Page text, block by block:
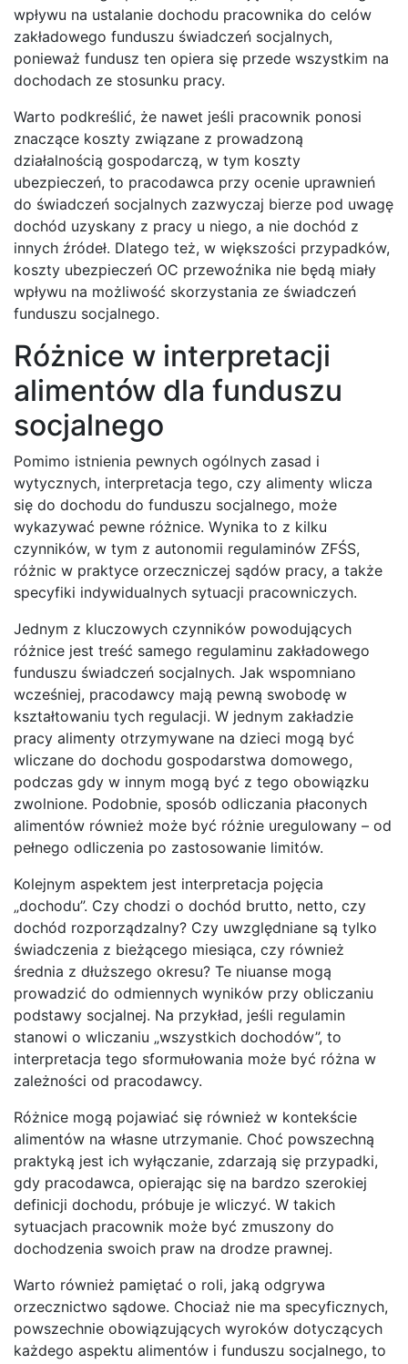
wpływu na ustalanie dochodu pracownika do celów
zakładowego funduszu świadczeń socjalnych,
ponieważ fundusz ten opiera się przede wszystkim na
dochodach ze stosunku pracy.
Warto podkreślić, że nawet jeśli pracownik ponosi
znaczące koszty związane z prowadzoną
działalnością gospodarczą, w tym koszty
ubezpieczeń, to pracodawca przy ocenie uprawnień
do świadczeń socjalnych zazwyczaj bierze pod uwagę
dochód uzyskany z pracy u niego, a nie dochód z
innych źródeł. Dlatego też, w większości przypadków,
koszty ubezpieczeń OC przewoźnika nie będą miały
wpływu na możliwość skorzystania ze świadczeń
funduszu socjalnego.
Różnice w interpretacji
alimentów dla funduszu
socjalnego
Pomimo istnienia pewnych ogólnych zasad i
wytycznych, interpretacja tego, czy alimenty wlicza
się do dochodu do funduszu socjalnego, może
wykazywać pewne różnice. Wynika to z kilku
czynników, w tym z autonomii regulaminów ZFŚS,
różnic w praktyce orzeczniczej sądów pracy, a także
specyfiki indywidualnych sytuacji pracowniczych.
Jednym z kluczowych czynników powodujących
różnice jest treść samego regulaminu zakładowego
funduszu świadczeń socjalnych. Jak wspomniano
wcześniej, pracodawcy mają pewną swobodę w
kształtowaniu tych regulacji. W jednym zakładzie
pracy alimenty otrzymywane na dzieci mogą być
wliczane do dochodu gospodarstwa domowego,
podczas gdy w innym mogą być z tego obowiązku
zwolnione. Podobnie, sposób odliczania płaconych
alimentów również może być różnie uregulowany – od
pełnego odliczenia po zastosowanie limitów.
Kolejnym aspektem jest interpretacja pojęcia
„dochodu”. Czy chodzi o dochód brutto, netto, czy
dochód rozporządzalny? Czy uwzględniane są tylko
świadczenia z bieżącego miesiąca, czy również
średnia z dłuższego okresu? Te niuanse mogą
prowadzić do odmiennych wyników przy obliczaniu
podstawy socjalnej. Na przykład, jeśli regulamin
stanowi o wliczaniu „wszystkich dochodów”, to
interpretacja tego sformułowania może być różna w
zależności od pracodawcy.
Różnice mogą pojawiać się również w kontekście
alimentów na własne utrzymanie. Choć powszechną
praktyką jest ich wyłączanie, zdarzają się przypadki,
gdy pracodawca, opierając się na bardzo szerokiej
definicji dochodu, próbuje je wliczyć. W takich
sytuacjach pracownik może być zmuszony do
dochodzenia swoich praw na drodze prawnej.
Warto również pamiętać o roli, jaką odgrywa
orzecznictwo sądowe. Chociaż nie ma specyficznych,
powszechnie obowiązujących wyroków dotyczących
każdego aspektu alimentów i funduszu socjalnego, to